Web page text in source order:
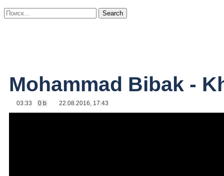
Mohammad Bibak -
03:33 0 b 22.08.2016, 17:43